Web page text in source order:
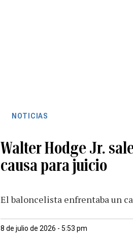
NOTICIAS
Walter Hodge Jr.
causa para juicio
El baloncelista enfrentaba un
8 de julio de 2026 - 5:53 pm